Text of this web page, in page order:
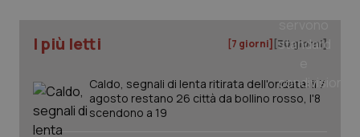
I più letti [7 giorni] [30 giorni]
Caldo, segnali di lenta ritirata dell'ondata: il 7
agosto restano 26 città da bollino rosso, l'8
scendono a 19